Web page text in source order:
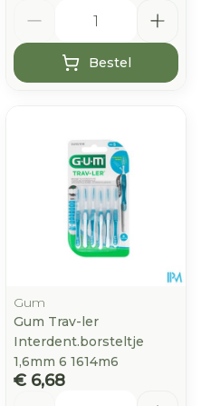
Bestel
Gum
Gum Trav-ler
Interdent.borsteltje
1,6mm 6 1614m6
€ 6,68